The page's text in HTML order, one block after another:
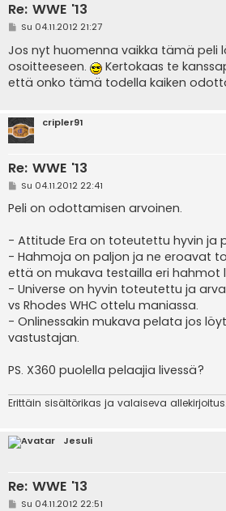
Re: WWE '13
V
e
s
t
i
Su 04.11.2012 21:27
Jos nyt huomenna vaikka tämä peli
osoitteeseen.
Kertokaas te
että onko tämä todella kaiken
cripler91
Re: WWE '13
V
e
s
i
Su 04.11.2012 22:41
Peli on odottamisen arvoinen.
- Attitude Era on toteutettu hyvin ja
- Hahmoja on paljon ja ne eroavat
että on mukava testailla eri hahmot
- Universe on hyvin toteutettu ja
vs Rhodes WHC ottelu maniassa.
- Onlinessakin mukava pelata jos
vastustajan.
PS. X360 puolella pelaajia livessä?
Erittäin sisältörikas ja valaiseva allekirjoitus.
Jesuli
Re: WWE '13
VSu 04.11.2012 22:51